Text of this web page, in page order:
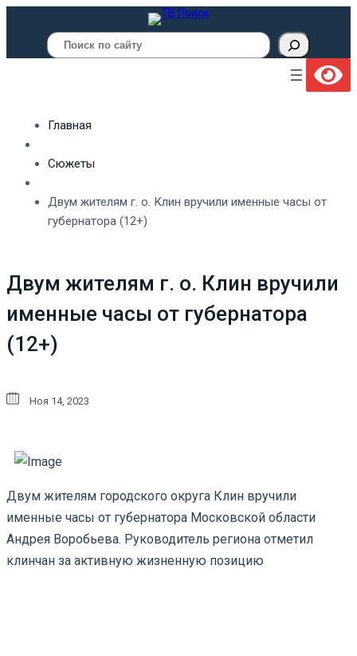
Поиск
Главная
Сюжеты
Двум жителям г. о. Клин вручили именные часы от
губернатора (12+)
Двум жителям г. о. Клин вручили
именные часы от губернатора
(12+)
Ноя 14, 2023
Двум жителям городского округа Клин вручили
именные часы от губернатора Московской области
Андрея Воробьева. Руководитель региона отметил
клинчан за активную жизненную позицию